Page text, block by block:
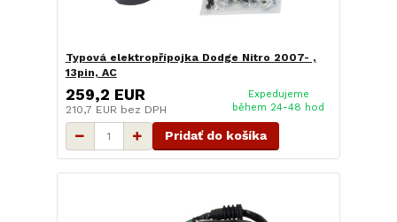
Typová elektropřípojka Dodge Nitro 2007- ,
13pin, AC
259,2 EUR
210,7 EUR bez DPH
Expedujeme
během 24-48 hod
Pridať do košíka